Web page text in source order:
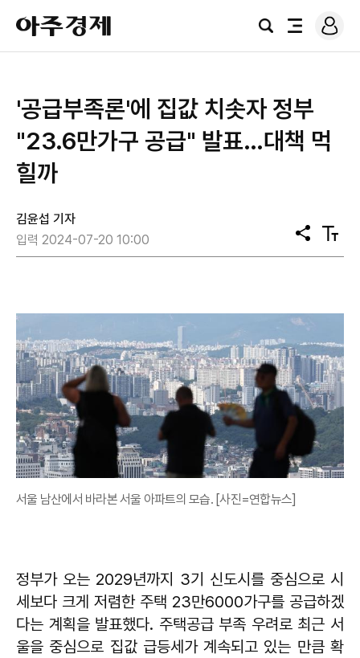
아
주
경
검
전
로
그
'공급부족론'에 집값 치솟자 정부
"23.6만가구 공급" 발표…대책 먹
힐까
김윤섭 기자
입력 2024-07-20 10:00
공
유
텍
스
서울 남산에서 바라본 서울 아파트의 모습. [사진=연합뉴스]
정부가 오는 2029년까지 3기 신도시를 중심으로 시
세보다 크게 저렴한 주택 23만6000가구를 공급하겠
다는 계획을 발표했다. 주택공급 부족 우려로 최근 서
울을 중심으로 집값 급등세가 계속되고 있는 만큼 확